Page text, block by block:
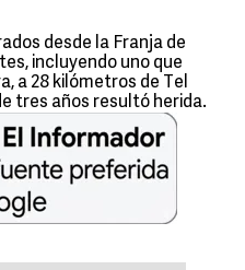
desde la Franja de
incluyendo uno que
a 28 kilómetros de Tel
tres años resultó herida.